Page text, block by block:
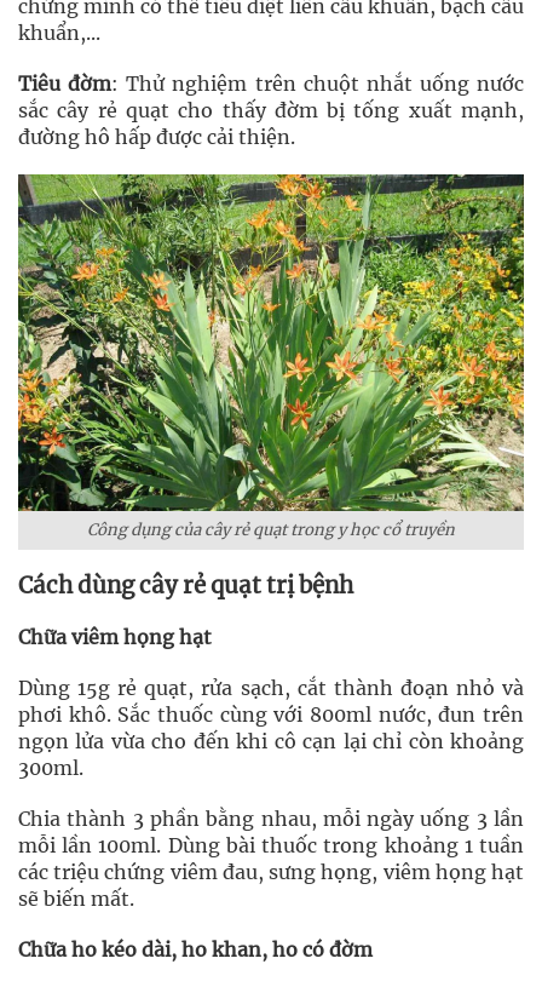
chứng minh có thể tiêu diệt liên cầu khuẩn, bạch cầu
khuẩn,...
Tiêu đờm: Thử nghiệm trên chuột nhắt uống nước
sắc cây rẻ quạt cho thấy đờm bị tống xuất mạnh,
đường hô hấp được cải thiện.
Công dụng của cây rẻ quạt trong y học cổ truyền
Cách dùng cây rẻ quạt trị bệnh
Chữa viêm họng hạt
Dùng 15g rẻ quạt, rửa sạch, cắt thành đoạn nhỏ và
phơi khô. Sắc thuốc cùng với 800ml nước, đun trên
ngọn lửa vừa cho đến khi cô cạn lại chỉ còn khoảng
300ml.
Chia thành 3 phần bằng nhau, mỗi ngày uống 3 lần
mỗi lần 100ml. Dùng bài thuốc trong khoảng 1 tuần
các triệu chứng viêm đau, sưng họng, viêm họng hạt
sẽ biến mất.
Chữa ho kéo dài, ho khan, ho có đờm